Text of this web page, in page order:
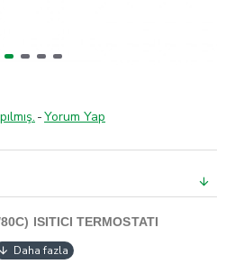
-Yorum Yap
ISITICI TERMOSTATI